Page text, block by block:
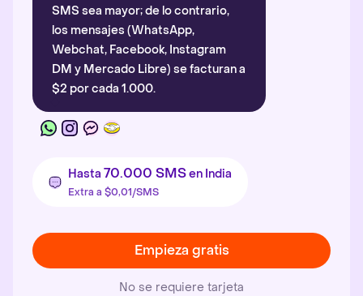
SMS sea mayor; de lo contrario,
los mensajes (WhatsApp,
Webchat, Facebook, Instagram
DM y Mercado Libre) se facturan a
$2 por cada 1.000.
Hasta 70.000 SMSen India
Extra a $0,01/SMS
Empieza gratis
No se requiere tarjeta